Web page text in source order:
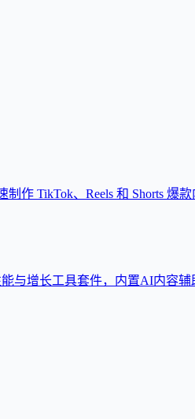
作 TikTok、Reels 和 Shorts 爆款
与增长工具套件，内置AI内容辅